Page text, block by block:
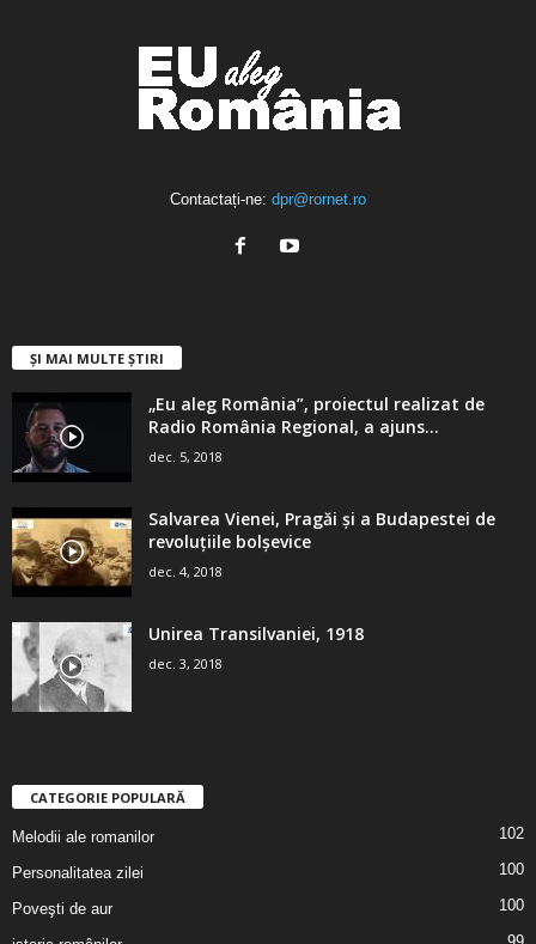
Contactați-ne: dpr@rornet.ro
ȘI MAI MULTE ȘTIRI
„Eu aleg România”, proiectul realizat de
Radio România Regional, a ajuns...
dec. 5, 2018
Salvarea Vienei, Pragăi şi a Budapestei de
revoluţiile bolşevice
dec. 4, 2018
Unirea Transilvaniei, 1918
dec. 3, 2018
CATEGORIE POPULARĂ
Melodii ale romanilor 102
Personalitatea zilei 100
Poveşti de aur 100